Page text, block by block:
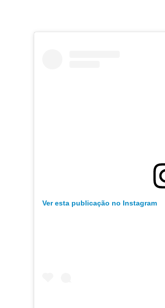
Ver esta publicação no Instagram